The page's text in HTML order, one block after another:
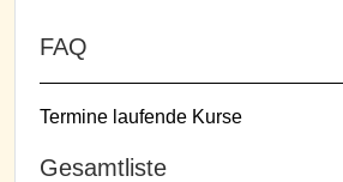
FAQ
Termine laufende Kurse
Gesamtliste